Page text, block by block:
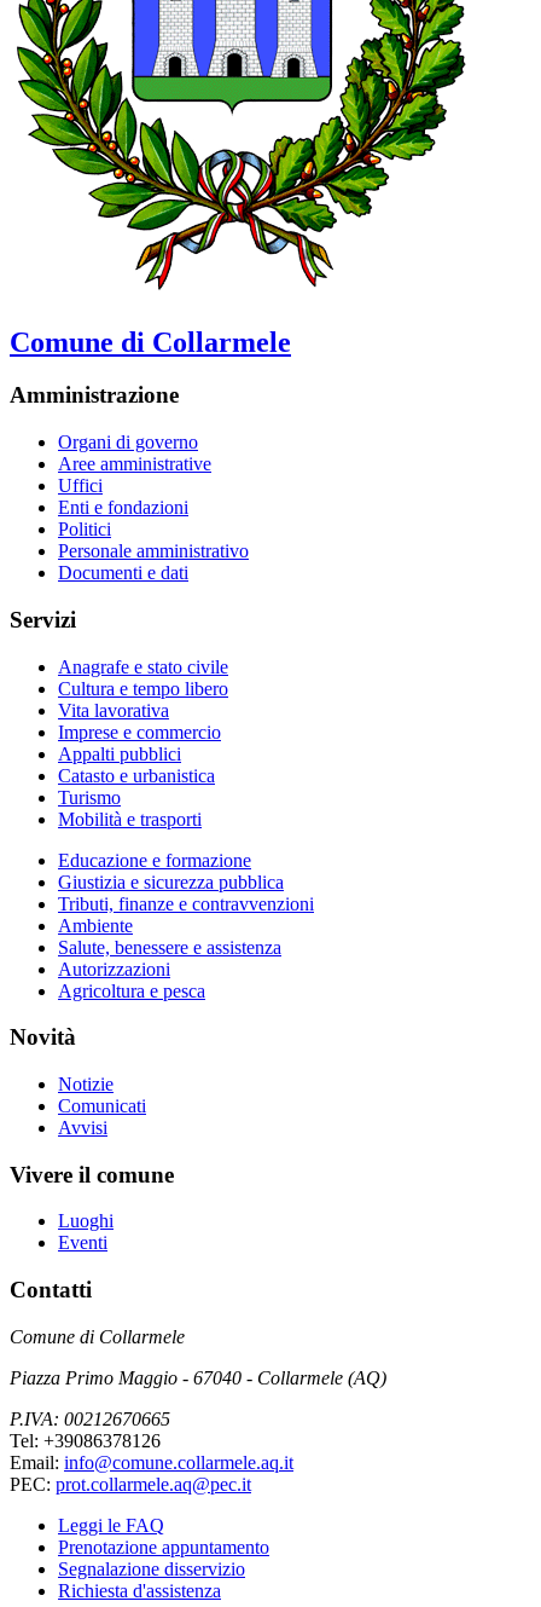
Comune di Collarmele
Amministrazione
Organi di governo
Aree amministrative
Uffici
Enti e fondazioni
Politici
Personale amministrativo
Documenti e dati
Servizi
Anagrafe e stato civile
Cultura e tempo libero
Vita lavorativa
Imprese e commercio
Appalti pubblici
Catasto e urbanistica
Turismo
Mobilità e trasporti
Educazione e formazione
Giustizia e sicurezza pubblica
Tributi, finanze e contravvenzioni
Ambiente
Salute, benessere e assistenza
Autorizzazioni
Agricoltura e pesca
Novità
Notizie
Comunicati
Avvisi
Vivere il comune
Luoghi
Eventi
Contatti
Comune di Collarmele
Piazza Primo Maggio - 67040 - Collarmele (AQ)
P.IVA: 00212670665
Tel: +39086378126
Email: info@comune.collarmele.aq.it
PEC: prot.collarmele.aq@pec.it
Leggi le FAQ
Prenotazione appuntamento
Segnalazione disservizio
Richiesta d'assistenza